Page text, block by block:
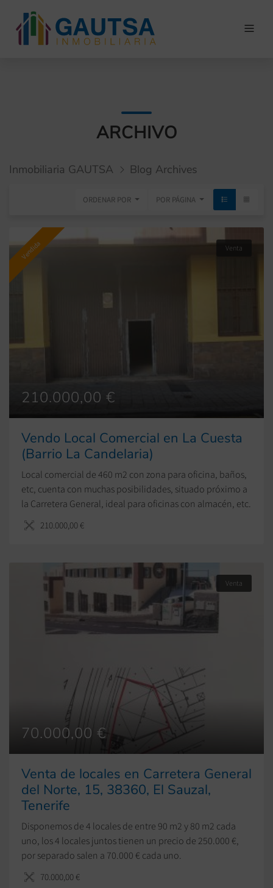
ARCHIVO
Inmobiliaria GAUTSA Blog Archives
ORDENAR POR POR PÁGINA
Vendida Venta
210.000,00 €
Vendo Local Comercial en La Cuesta
(Barrio La Candelaria)
Local comercial de 460 m2 con zona para oficina, baños,
etc, cuenta con muchas posibilidades, situado próximo a
la Carretera General, ideal para oficinas con almacén, etc.
210.000,00 €
Venta
70.000,00 €
Venta de locales en Carretera General
del Norte, 15, 38360, El Sauzal,
Tenerife
Disponemos de 4 locales de entre 90 m2 y 80 m2 cada
uno, los 4 locales juntos tienen un precio de 250.000 €,
por separado salen a 70.000 € cada uno.
70.000,00 €